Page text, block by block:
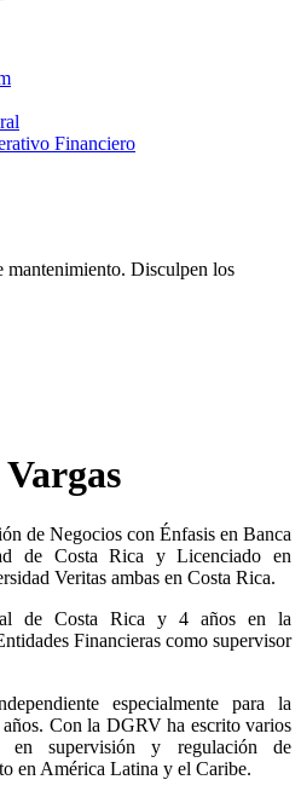
Financiero
mantenimiento. Disculpen los
de Negocios con Énfasis en Banca
de Costa Rica y Licenciado en
Veritas ambas en Costa Rica.
de Costa Rica y 4 años en la
Financieras como supervisor
especialmente para la
Con la DGRV ha escrito varios
en supervisión y regulación de
en América Latina y el Caribe.